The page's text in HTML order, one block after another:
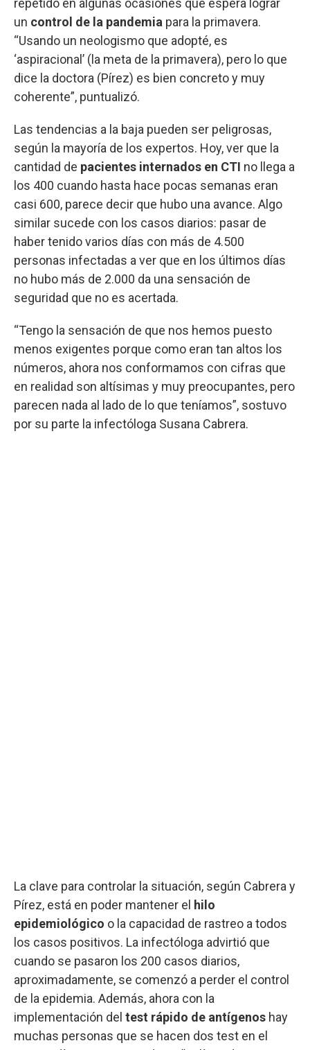
repetido en algunas ocasiones que espera lograr
un control de la pandemia para la primavera.
“Usando un neologismo que adopté, es
‘aspiracional’ (la meta de la primavera), pero lo que
dice la doctora (Pírez) es bien concreto y muy
coherente”, puntualizó.
Las tendencias a la baja pueden ser peligrosas,
según la mayoría de los expertos. Hoy, ver que la
cantidad de pacientes internados en CTI no llega a
los 400 cuando hasta hace pocas semanas eran
casi 600, parece decir que hubo una avance. Algo
similar sucede con los casos diarios: pasar de
haber tenido varios días con más de 4.500
personas infectadas a ver que en los últimos días
no hubo más de 2.000 da una sensación de
seguridad que no es acertada.
“Tengo la sensación de que nos hemos puesto
menos exigentes porque como eran tan altos los
números, ahora nos conformamos con cifras que
en realidad son altísimas y muy preocupantes, pero
parecen nada al lado de lo que teníamos”, sostuvo
por su parte la infectóloga Susana Cabrera.
La clave para controlar la situación, según Cabrera y
Pírez, está en poder mantener el hilo
epidemiológico o la capacidad de rastreo a todos
los casos positivos. La infectóloga advirtió que
cuando se pasaron los 200 casos diarios,
aproximadamente, se comenzó a perder el control
de la epidemia. Además, ahora con la
implementación del test rápido de antígenos hay
muchas personas que se hacen dos test en el